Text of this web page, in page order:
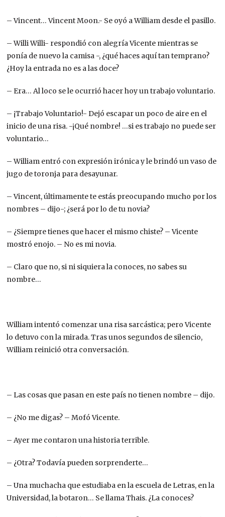
– Vincent… Vincent Moon.- Se oyó a William desde el pasillo.
– Willi Willi- respondió con alegría Vicente mientras se
ponía de nuevo la camisa -, ¿qué haces aquí tan temprano?
¿Hoy la entrada no es a las doce?
– Era… Al loco se le ocurrió hacer hoy un trabajo voluntario.
– ¡Trabajo Voluntario!- Dejó escapar un poco de aire en el
inicio de una risa. -¡Qué nombre! …si es trabajo no puede ser
voluntario…
– William entró con expresión irónica y le brindó un vaso de
jugo de toronja para desayunar.
– Vincent, últimamente te estás preocupando mucho por los
nombres – dijo-; ¿será por lo de tu novia?
– ¿Siempre tienes que hacer el mismo chiste? – Vicente
mostró enojo. – No es mi novia.
– Claro que no, si ni siquiera la conoces, no sabes su
nombre…
William intentó comenzar una risa sarcástica; pero Vicente
lo detuvo con la mirada. Tras unos segundos de silencio,
William reinició otra conversación.
– Las cosas que pasan en este país no tienen nombre – dijo.
– ¿No me digas? – Mofó Vicente.
– Ayer me contaron una historia terrible.
– ¿Otra? Todavía pueden sorprenderte…
– Una muchacha que estudiaba en la escuela de Letras, en la
Universidad, la botaron… Se llama Thais. ¿La conoces?